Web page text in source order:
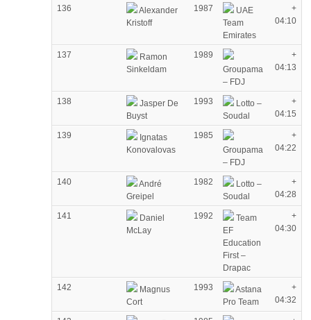
136
Alexander
Kristoff
1987
UAE
Team
Emirates
+
04:10
137
Ramon
Sinkeldam
1989
Groupama
– FDJ
+
04:13
138
Jasper De
Buyst
1993
Lotto –
Soudal
+
04:15
139
Ignatas
Konovalovas
1985
Groupama
– FDJ
+
04:22
140
André
Greipel
1982
Lotto –
Soudal
+
04:28
141
Daniel
McLay
1992
Team
EF
Education
First –
Drapac
+
04:30
142
Magnus
Cort
1993
Astana
Pro Team
+
04:32